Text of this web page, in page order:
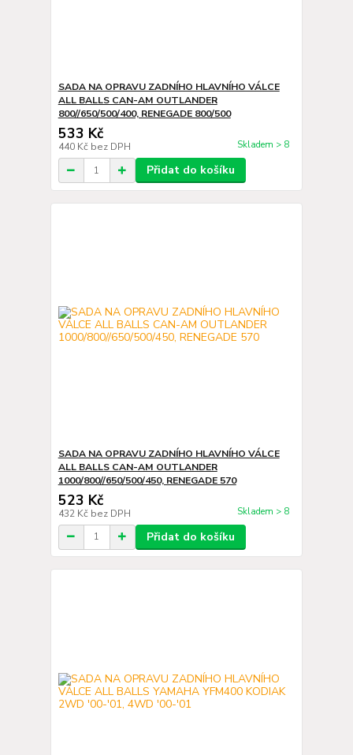
SADA NA OPRAVU ZADNÍHO HLAVNÍHO VÁLCE
ALL BALLS CAN-AM OUTLANDER
800//650/500/400, RENEGADE 800/500
533 Kč
440 Kč bez DPH Skladem > 8
Přidat do košíku
SADA NA OPRAVU ZADNÍHO HLAVNÍHO VÁLCE
ALL BALLS CAN-AM OUTLANDER
1000/800//650/500/450, RENEGADE 570
523 Kč
432 Kč bez DPH Skladem > 8
Přidat do košíku